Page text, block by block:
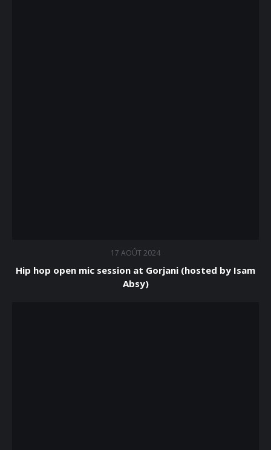
17 AOÛT 2024
Hip hop open mic session at Gorjani (hosted by Isam
Absy)